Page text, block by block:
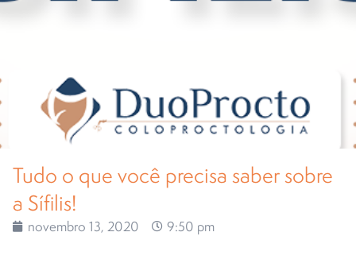
Tudo o que você precisa saber sobre
a Sífilis!
novembro 13, 2020 9:50 pm